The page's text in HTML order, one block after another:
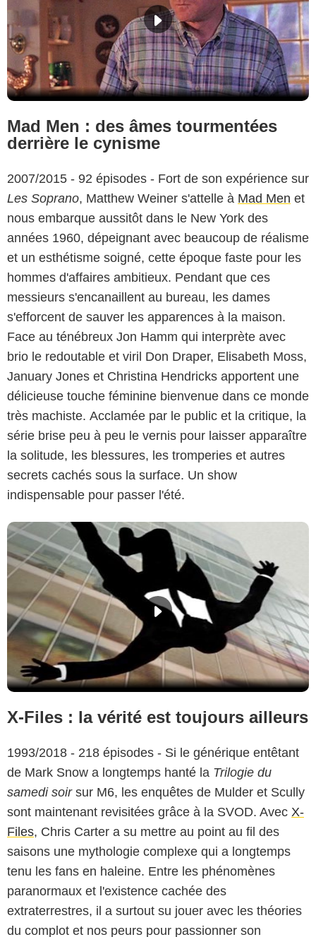
Mad Men : des âmes tourmentées
derrière le cynisme
2007/2015 - 92 épisodes - Fort de son expérience sur
Les Soprano, Matthew Weiner s'attelle à Mad Men et
nous embarque aussitôt dans le New York des
années 1960, dépeignant avec beaucoup de réalisme
et un esthétisme soigné, cette époque faste pour les
hommes d'affaires ambitieux. Pendant que ces
messieurs s'encanaillent au bureau, les dames
s'efforcent de sauver les apparences à la maison.
Face au ténébreux Jon Hamm qui interprète avec
brio le redoutable et viril Don Draper, Elisabeth Moss,
January Jones et Christina Hendricks apportent une
délicieuse touche féminine bienvenue dans ce monde
très machiste. Acclamée par le public et la critique, la
série brise peu à peu le vernis pour laisser apparaître
la solitude, les blessures, les tromperies et autres
secrets cachés sous la surface. Un show
indispensable pour passer l'été.
X-Files : la vérité est toujours ailleurs
1993/2018 - 218 épisodes - Si le générique entêtant
de Mark Snow a longtemps hanté la Trilogie du
samedi soirsur M6, les enquêtes de Mulder et Scully
sont maintenant revisitées grâce à la SVOD. Avec X-
Files, Chris Carter a su mettre au point au fil des
saisons une mythologie complexe qui a longtemps
tenu les fans en haleine. Entre les phénomènes
paranormaux et l'existence cachée des
extraterrestres, il a surtout su jouer avec les théories
du complot et nos peurs pour passionner son